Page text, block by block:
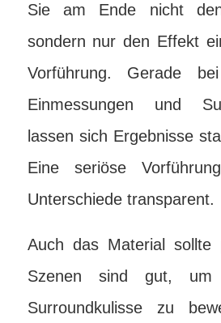
Sie am Ende nicht den
sondern nur den Effekt
Vorführung. Gerade bei
Einmessungen und
lassen sich Ergebnisse
Eine seriöse
Unterschiede transparent.
Auch das Material sollte
Szenen sind gut, um
Surroundkulisse zu